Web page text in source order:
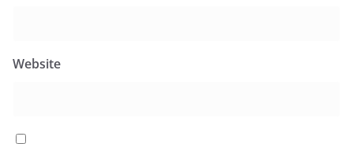
Website